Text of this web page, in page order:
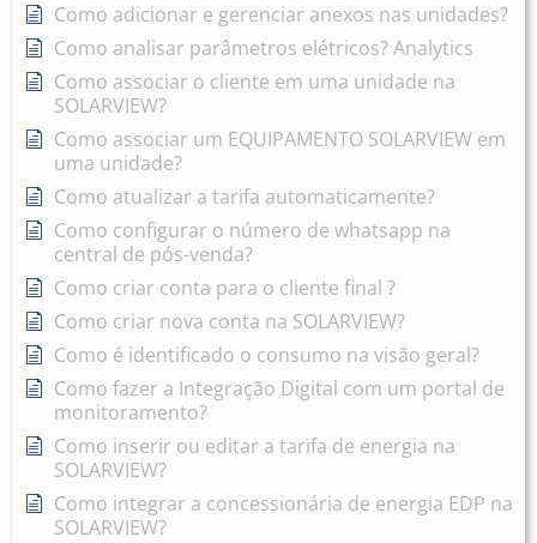
Como adicionar e gerenciar anexos nas unidades?
Como analisar parâmetros elétricos? Analytics
Como associar o cliente em uma unidade na
SOLARVIEW?
Como associar um EQUIPAMENTO SOLARVIEW em
uma unidade?
Como atualizar a tarifa automaticamente?
Como configurar o número de whatsapp na
central de pós-venda?
Como criar conta para o cliente final ?
Como criar nova conta na SOLARVIEW?
Como é identificado o consumo na visão geral?
Como fazer a Integração Digital com um portal de
monitoramento?
Como inserir ou editar a tarifa de energia na
SOLARVIEW?
Como integrar a concessionária de energia EDP na
SOLARVIEW?